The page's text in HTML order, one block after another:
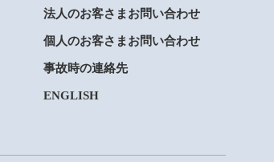
法人のお客さまお問い合わせ
個人のお客さまお問い合わせ
事故時の連絡先
ENGLISH